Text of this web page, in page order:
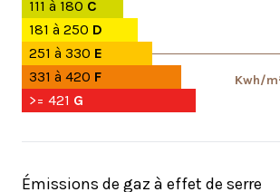
111 à 180 C
181 à 250 D
251 à 330 E
Kwh/
331 à 420 F
>= 421 G
Émissions de gaz à effet de serre